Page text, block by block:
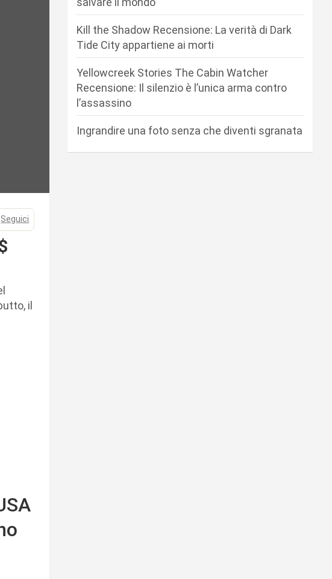
Seguici
il
Kill the Shadow Recensione: La verità di Dark
Tide City appartiene ai morti
Yellowcreek Stories The Cabin Watcher
Recensione: Il silenzio è l’unica arma contro
l’assassino
Ingrandire una foto senza che diventi sgranata